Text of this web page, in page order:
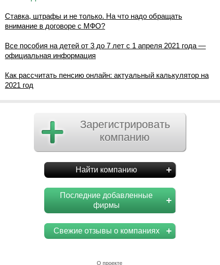
Ставка, штрафы и не только. На что надо обращать
внимание в договоре с МФО?
Все пособия на детей от 3 до 7 лет с 1 апреля 2021 года —
официальная информация
Как рассчитать пенсию онлайн: актуальный калькулятор на
2021 год
Зарегистрировать
компанию
Найти компанию
Последние добавленные
фирмы
Свежие отзывы о компаниях
О проекте